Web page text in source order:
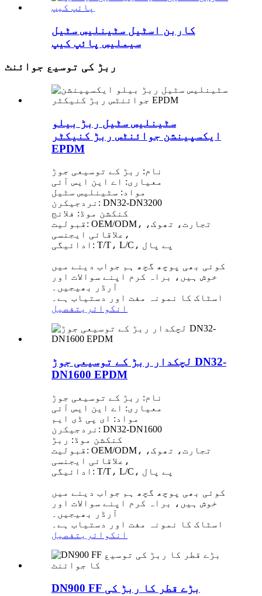
کاربن اسٹیل سٹینلیس سٹیل
سیملیس پائپ کیپ
ربڑ کی توسیع جوائنٹ
سٹینلیس سٹیل ربڑ بیلو
ایکسپینشن جوائنٹس ربڑ کنیکٹر
EPDM
نام: ربڑ کے توسیعی جوڑ
معیاری: اے این ایس آئی
مواد: سٹینلیس سٹیل
نردجیکرن: DN32-DN3200
کنکشن موڈ: فلانج
قبولیت: OEM/ODM، تجارت، تھوک،
علاقائی ایجنسی،
ادائیگی: T/T، L/C، پے پال
کوئی بھی پوچھ گچھ ہم جواب دینے میں
خوش ہیں، براہ کرم اپنے سوالات اور
آرڈر بھیجیں۔
اسٹاک کا نمونہ مفت اور دستیاب ہے۔
انکوائری تفصیل
لچکدار ربڑ کے توسیعی جوڑ DN32-
DN1600 EPDM
نام: ربڑ کے توسیعی جوڑ
معیاری: اے این ایس آئی
مواد: ای پی ڈی ایم
نردجیکرن: DN32-DN1600
کنکشن موڈ: ربڑ
قبولیت: OEM/ODM، تجارت، تھوک،
علاقائی ایجنسی،
ادائیگی: T/T، L/C، پے پال
کوئی بھی پوچھ گچھ ہم جواب دینے میں
خوش ہیں، براہ کرم اپنے سوالات اور
آرڈر بھیجیں۔
اسٹاک کا نمونہ مفت اور دستیاب ہے۔
انکوائری تفصیل
DN900 FF بڑے قطر کا ربڑ کی